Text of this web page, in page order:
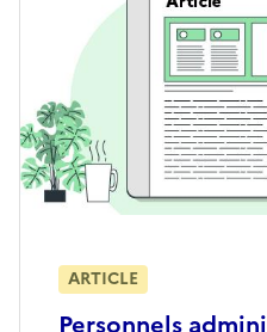
Personnels
ARTICLE